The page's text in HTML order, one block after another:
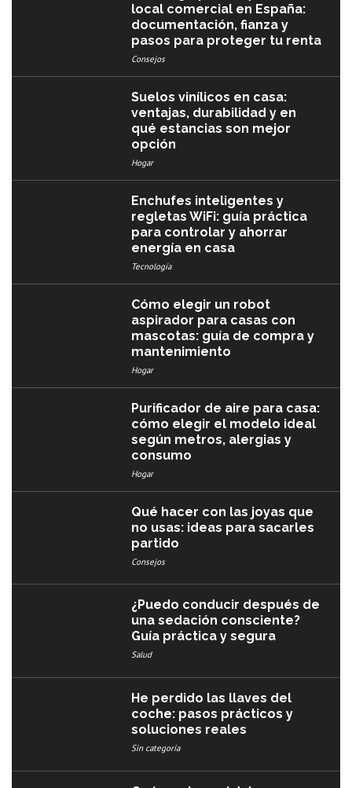
local comercial en España:
documentación, fianza y
pasos para proteger tu renta
Consejos
Suelos vinílicos en casa:
ventajas, durabilidad y en
qué estancias son mejor
opción
Hogar
Enchufes inteligentes y
regletas WiFi: guía práctica
para controlar y ahorrar
energía en casa
Tecnología
Cómo elegir un robot
aspirador para casas con
mascotas: guía de compra y
mantenimiento
Hogar
Purificador de aire para casa:
cómo elegir el modelo ideal
según metros, alergias y
consumo
Hogar
Qué hacer con las joyas que
no usas: ideas para sacarles
partido
Consejos
¿Puedo conducir después de
una sedación consciente?
Guía práctica y segura
Salud
He perdido las llaves del
coche: pasos prácticos y
soluciones reales
Sin categoría